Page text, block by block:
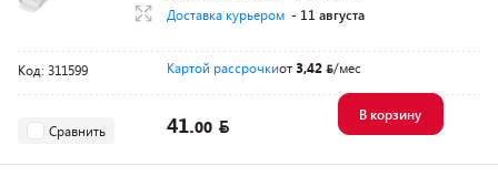
Доставка курьером - 11 августа
Код: 311599 Картой рассрочкиот3,42 /мес
Сравнить 41.00
В корзину